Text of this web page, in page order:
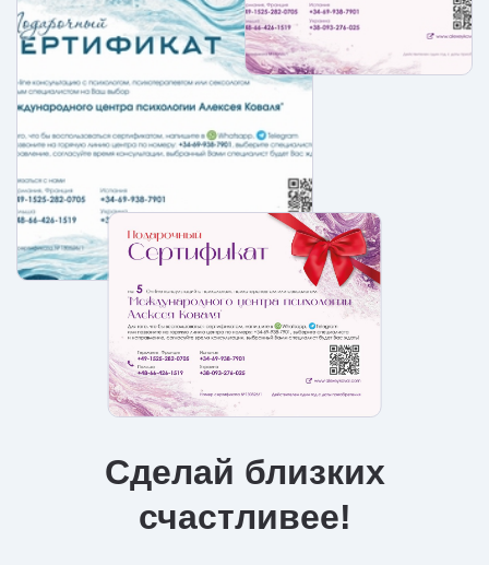
Сделай близких
счастливее!